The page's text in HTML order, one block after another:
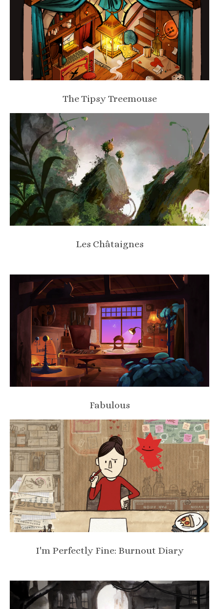
The Tipsy Treemouse
Les Châtaignes
Fabulous
I'm Perfectly Fine: Burnout Diary